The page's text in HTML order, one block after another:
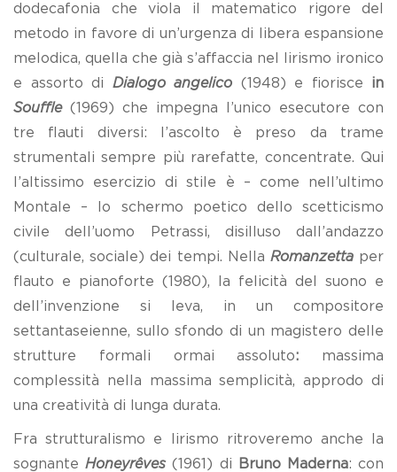
dodecafonia che viola il matematico rigore del
metodo in favore di un’urgenza di libera espansione
melodica, quella che già s’affaccia nel lirismo ironico
e assorto di Dialogo angelico (1948) e fiorisce in
Souffle(1969) che impegna l’unico esecutore con
tre flauti diversi: l’ascolto è preso da trame
strumentali sempre più rarefatte, concentrate. Qui
l’altissimo esercizio di stile è – come nell’ultimo
Montale – lo schermo poetico dello scetticismo
civile dell’uomo Petrassi, disilluso dall’andazzo
(culturale, sociale) dei tempi. Nella Romanzettaper
flauto e pianoforte (1980), la felicità del suono e
dell’invenzione si leva, in un compositore
settantaseienne, sullo sfondo di un magistero delle
strutture formali ormai assoluto: massima
complessità nella massima semplicità, approdo di
una creatività di lunga durata.
Fra strutturalismo e lirismo ritroveremo anche la
sognanteHoneyrêves(1961) di Bruno Maderna: con